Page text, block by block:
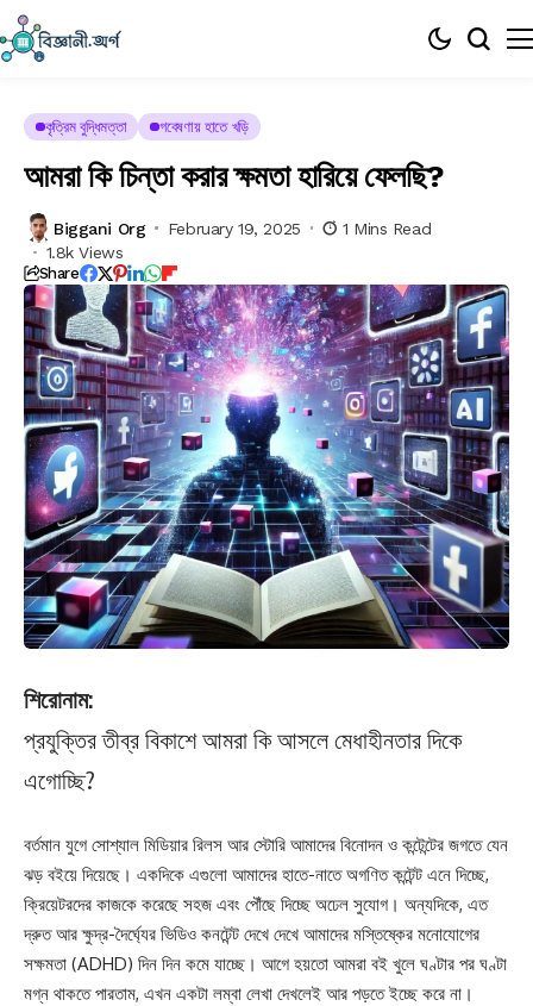
কৃত্রিম বুদ্ধিমত্তা গবেষণায় হাতে খড়ি
আমরা কি চিন্তা করার ক্ষমতা হারিয়ে ফেলছি?
Biggani Org February 19, 2025
1 Mins Read
1.8k Views
Share
শিরোনাম:
প্রযুক্তির তীব্র বিকাশে আমরা কি আসলে মেধাহীনতার দিকে
এগোচ্ছি?
বর্তমান যুগে সোশ্যাল মিডিয়ার রিলস আর স্টোরি আমাদের বিনোদন ও কন্টেন্টের জগতে যেন
ঝড় বইয়ে দিয়েছে। একদিকে এগুলো আমাদের হাতে-নাতে অগণিত কন্টেন্ট এনে দিচ্ছে,
ক্রিয়েটরদের কাজকে করেছে সহজ এবং পৌঁছে দিচ্ছে অঢেল সুযোগ। অন্যদিকে, এত
দ্রুত আর ক্ষুদ্র-দৈর্ঘ্যের ভিডিও কনটেন্ট দেখে দেখে আমাদের মস্তিষ্কের মনোযোগের
সক্ষমতা (ADHD) দিন দিন কমে যাচ্ছে। আগে হয়তো আমরা বই খুলে ঘণ্টার পর ঘণ্টা
মগ্ন থাকতে পারতাম, এখন একটা লম্বা লেখা দেখলেই আর পড়তে ইচ্ছে করে না।